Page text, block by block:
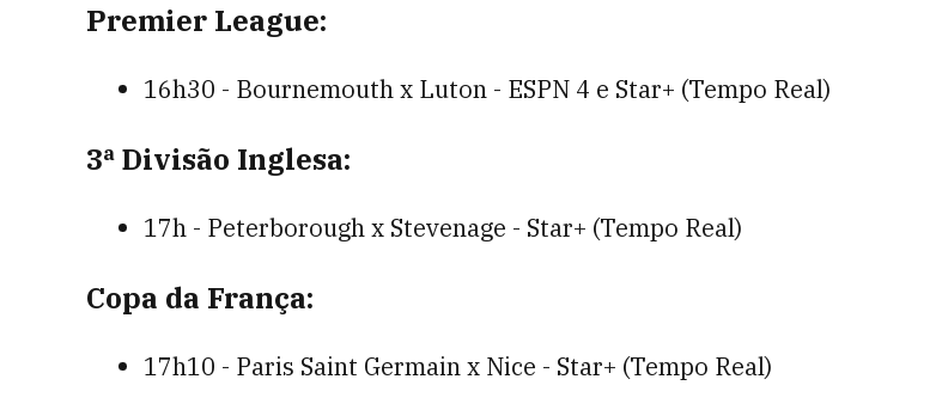
Premier League:
16h30 - Bournemouth x Luton - ESPN 4 e Star+ (Tempo Real)
3ª Divisão Inglesa:
17h - Peterborough x Stevenage - Star+ (Tempo Real)
Copa da França:
17h10 - Paris Saint Germain x Nice - Star+ (Tempo Real)